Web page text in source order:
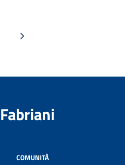
Pagina successiva
COMUNITÀ